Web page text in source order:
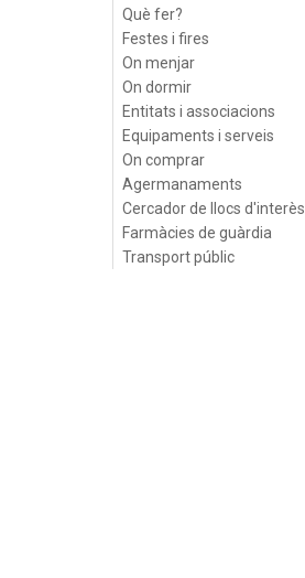
Què fer?
Festes i fires
On menjar
On dormir
Entitats i associacions
Equipaments i serveis
On comprar
Agermanaments
Cercador de llocs d'interès
Farmàcies de guàrdia
Transport públic